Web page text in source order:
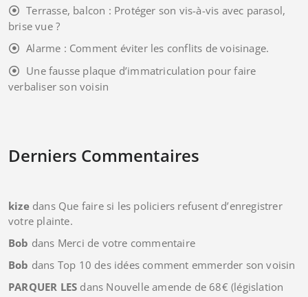
Terrasse, balcon : Protéger son vis-à-vis avec parasol,
brise vue ?
Alarme : Comment éviter les conflits de voisinage.
Une fausse plaque d’immatriculation pour faire
verbaliser son voisin
Derniers Commentaires
kizedans Que faire si les policiers refusent d’enregistrer
votre plainte.
Bob dans Merci de votre commentaire
Bob dans Top 10 des idées comment emmerder son voisin
PARQUER LES dans Nouvelle amende de 68€ (législation